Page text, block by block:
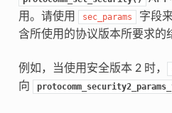
用。请使用
sec_params 字段
含所使用的协议版本所要求的
例如，当使用安全版本 2 时，
向